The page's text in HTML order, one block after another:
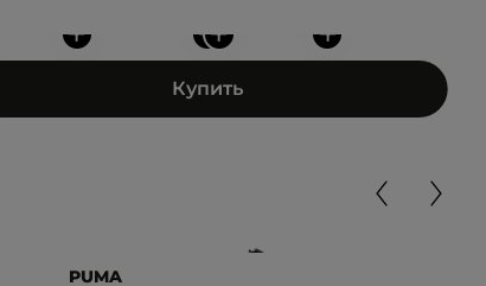
+
+ + +
Купить
PUMA